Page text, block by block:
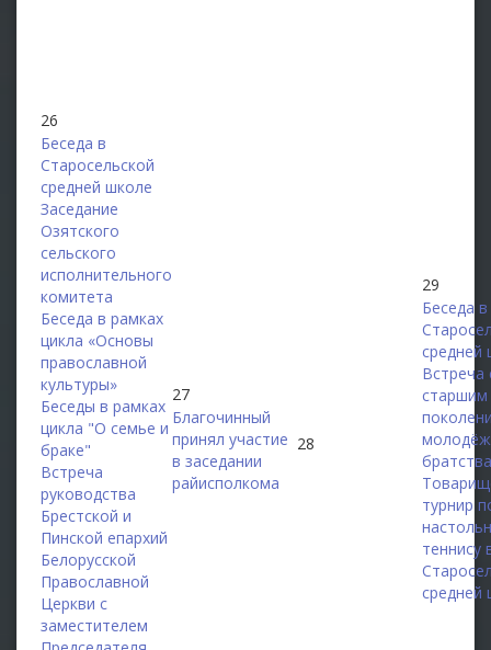
26
Беседа в
Старосельской
средней школе
Заседание
Озятского
сельского
исполнительного
комитета
Беседа в рамках
цикла «Основы
православной
культуры»
Беседы в рамках
цикла "О семье и
браке"
Встреча
руководства
Брестской и
Пинской епархий
Белорусской
Православной
Церкви с
заместителем
27
Благочинный
принял участие
в заседании
райисполкома
28
29
Беседа в
средней
Встреча
старшим
братства
турнир
теннису
средней